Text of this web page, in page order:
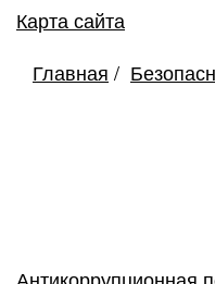
Карта сайта
Главная